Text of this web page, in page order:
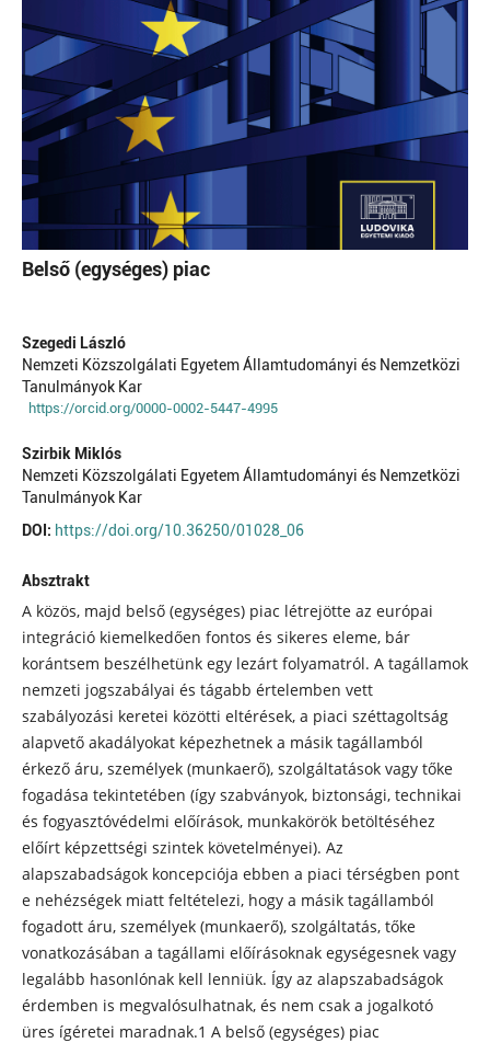
Belső (egységes) piac
Szegedi László
Nemzeti Közszolgálati Egyetem Államtudományi és Nemzetközi
Tanulmányok Kar
https://orcid.org/0000-0002-5447-4995
Szirbik Miklós
Nemzeti Közszolgálati Egyetem Államtudományi és Nemzetközi
Tanulmányok Kar
DOI: https://doi.org/10.36250/01028_06
Absztrakt
A közös, majd belső (egységes) piac létrejötte az európai
integráció kiemelkedően fontos és sikeres eleme, bár
korántsem beszélhetünk egy lezárt folyamatról. A tagállamok
nemzeti jogszabályai és tágabb értelemben vett
szabályozási keretei közötti eltérések, a piaci széttagoltság
alapvető akadályokat képezhetnek a másik tagállamból
érkező áru, személyek (munkaerő), szolgáltatások vagy tőke
fogadása tekintetében (így szabványok, biztonsági, technikai
és fogyasztóvédelmi előírások, munkakörök betöltéséhez
előírt képzettségi szintek követelményei). Az
alapszabadságok koncepciója ebben a piaci térségben pont
e nehézségek miatt feltételezi, hogy a másik tagállamból
fogadott áru, személyek (munkaerő), szolgáltatás, tőke
vonatkozásában a tagállami előírásoknak egységesnek vagy
legalább hasonlónak kell lenniük. Így az alapszabadságok
érdemben is megvalósulhatnak, és nem csak a jogalkotó
üres ígéretei maradnak.1 A belső (egységes) piac